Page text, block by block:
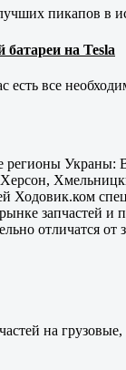
пикапов в
батареи на Tesla
есть все
регионы
Ходовик.ком
запчастей и
отличатся
на